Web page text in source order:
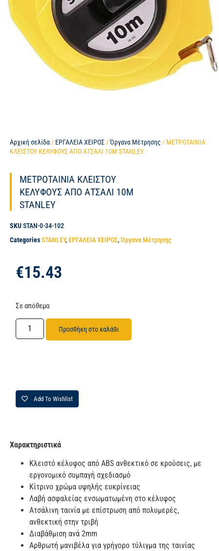
Αρχική σελίδα / ΕΡΓΑΛΕΙΑ ΧΕΙΡΟΣ /Όργανα Μέτρησης / ΜΕΤΡΟΤΑΙΝΙΑ
ΚΛΕΙΣΤΟΥ ΚΕΛΥΦΟΥΣ ΑΠΟ ΑΤΣΑΛΙ 10Μ STANLEY
ΜΕΤΡΟΤΑΙΝΙΑ ΚΛΕΙΣΤΟΥ
ΚΕΛΥΦΟΥΣ ΑΠΟ ΑΤΣΑΛΙ 10Μ
STANLEY
SKUSTAN-0-34-102
CategoriesSTANLEY, ΕΡΓΑΛΕΙΑ ΧΕΙΡΟΣ,Όργανα Μέτρησης
€15.43
Σε απόθεμα
Προσθήκη στο καλάθι
Add To Wishlist
Χαρακτηριστικά
Κλειστό κέλυφος από ABS ανθεκτικό σε κρούσεις, με
εργονομικό συμπαγή σχεδιασμό
Κίτρινο χρώμα υψηλής ευκρίνειας
Λαβή ασφαλείας ενσωματωμένη στο κέλυφος
Ατσάλινη ταινία με επίστρωση από πολυμερές,
ανθεκτική στην τριβή
Διαβάθμιση ανά 2mm
Αρθρωτή μανιβέλα για γρήγορο τύλιγμα της ταινίας